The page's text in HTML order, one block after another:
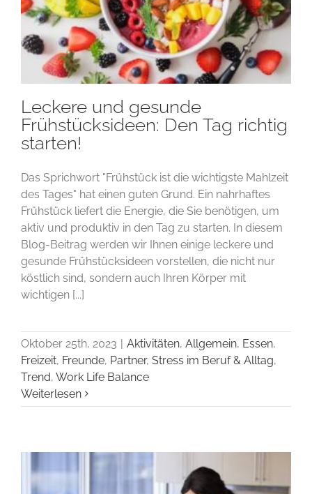
Leckere und gesunde
Frühstücksideen: Den Tag richtig
starten!
Das Sprichwort "Frühstück ist die wichtigste Mahlzeit
des Tages" hat einen guten Grund. Ein nahrhaftes
Frühstück liefert die Energie, die Sie benötigen, um
aktiv und produktiv in den Tag zu starten. In diesem
Blog-Beitrag werden wir Ihnen einige leckere und
gesunde Frühstücksideen vorstellen, die nicht nur
köstlich sind, sondern auch Ihren Körper mit
wichtigen [...]
Oktober 25th, 2023 | Aktivitäten, Allgemein, Essen,
Freizeit, Freunde, Partner, Stress im Beruf & Alltag,
Trend, Work Life Balance
Weiterlesen